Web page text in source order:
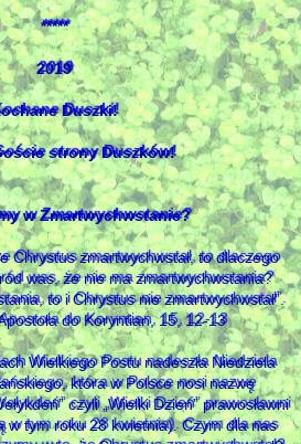
*****
2019
Duszki!
strony Duszków!
w Zmartwychwstanie?
Chrystus zmartwychwstał, to dlaczego
was, że nie ma zmartwychwstania?
to i Chrystus nie zmartwychwstał”.
do Koryntian, 15, 12-13
Wielkiego Postu nadeszła Niedziela
która w Polsce nosi nazwę
czyli „Wielki Dzień” prawosławni
w tym roku 28 kwietnia). Czym dla nas